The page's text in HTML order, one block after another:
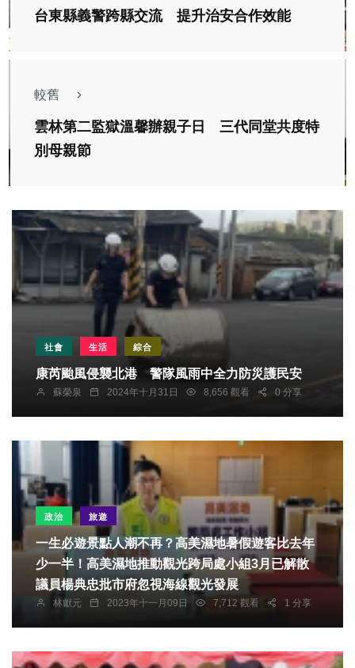
台東縣義警跨縣交流 提升治安合作效能
較舊
雲林第二監獄溫馨辦親子日 三代同堂共度特
別母親節
社會 生活 綜合
康芮颱風侵襲北港 警隊風雨中全力防災護民安
蘇榮泉 2024年十月31日 8,656 觀看 0 分享
政治 旅遊
一生必遊景點人潮不再？高美濕地暑假遊客比去年
少一半！高美濕地推動觀光跨局處小組3月已解散
議員楊典忠批市府忽視海線觀光發展
林獻元 2023年十一月09日 7,712 觀看 1 分享